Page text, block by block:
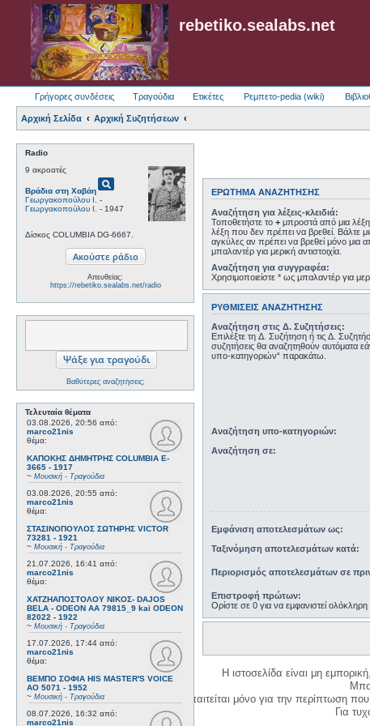
rebetiko.sealabs.net
Γρήγορες συνδέσεις Τραγούδια Ετικέτες Ρεμπετο-pedia (wiki)
Αρχική Σελίδα Αρχική Συζητήσεων
Radio
9 ακροατές
Βράδια στη Χαβάηpageview
Γεωργακοπούλου Ι.
-
Γεωργακοπούλου Ι.
- 1947
Δίσκος COLUMBIA DG-6667.
Απευθείας:
https://rebetiko.sealabs.net/radio
Βαθύτερες αναζητήσεις;
Τελευταία θέματα
03.08.2026, 20:56 από:
marco21nis
θέμα:
ΚΑΠΟΚΗΣ ΔΗΜΗΤΡΗΣ COLUMBIA E-
3665 - 1917
~ Μουσική - Τραγούδια
03.08.2026, 20:55 από:
marco21nis
θέμα:
ΣΤΑΣΙΝΟΠΟΥΛΟΣ ΣΩΤΗΡΗΣ VICTOR
73281 - 1921
~ Μουσική - Τραγούδια
21.07.2026, 16:41 από:
marco21nis
θέμα:
ΧΑΤΖΗΑΠΟΣΤΟΛΟΥ ΝΙΚΟΣ- DAJOS
BELA - ODEON AA 79815_9 kai ODEON
82022 - 1922
~ Μουσική - Τραγούδια
17.07.2026, 17:44 από:
marco21nis
θέμα:
ΒΕΜΠΟ ΣΟΦΙΑ HIS MASTER'S VOICE
AO 5071 - 1952
~ Μουσική - Τραγούδια
08.07.2026, 16:32 από:
marco21nis
ΕΡΏΤΗΜΑ ΑΝΑΖΉΤΗΣΗΣ
Αναζήτηση για λέξεις-κλειδιά:
Τοποθετήστε το + μπροστά από μια
λέξη που δεν πρέπει να βρεθεί. Βάλτε
αγκύλες αν πρέπει να βρεθεί μόνο μια
μπαλαντέρ για μερική αντιστοιχία.
Αναζήτηση για συγγραφέα:
Χρησιμοποιείστε * ως μπαλαντέρ για
ΡΥΘΜΊΣΕΙΣ ΑΝΑΖΉΤΗΣΗΣ
Αναζήτηση στις Δ. Συζητήσεις:
Επιλέξτε τη Δ. Συζήτηση ή τις Δ.
συζητήσεις θα αναζητηθούν αυτόματα
υπο-κατηγοριών“ παρακάτω.
Αναζήτηση υπο-κατηγοριών:
Αναζήτηση σε:
Εμφάνιση αποτελεσμάτων ως:
Ταξινόμηση αποτελεσμάτων κατά:
Περιορισμός αποτελεσμάτων σε
Επιστροφή πρώτων:
Ορίστε σε 0 για να εμφανιστεί
Η ιστοσελίδα είναι μη
Η δημιουργία λογαριασμού απαιτείται μόνο για την περίπτωση
Για